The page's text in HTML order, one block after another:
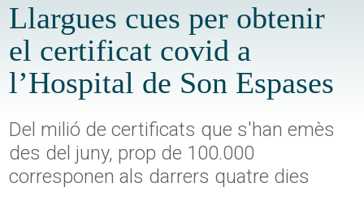
Llargues cues per obtenir
el certificat covid a
l’Hospital de Son Espases
Del milió de certificats que s'han emès
des del juny, prop de 100.000
corresponen als darrers quatre dies